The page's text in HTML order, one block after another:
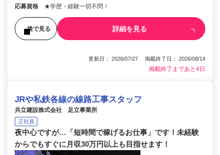
応募資格 ★学歴・経験一切不問！
後で見る 詳細を見る
更新日： 2026/07/27 掲載終了日： 2026/08/14
掲載終了まであと4日
JRや私鉄各線の線路工事スタッフ
共立建設株式会社 足立事業所
正社員
夜中心ですが…「短時間で稼げるお仕事」です！未経験
からでもすぐに月収30万円以上も目指せます！